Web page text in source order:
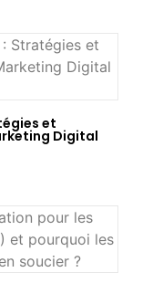
et
Digital